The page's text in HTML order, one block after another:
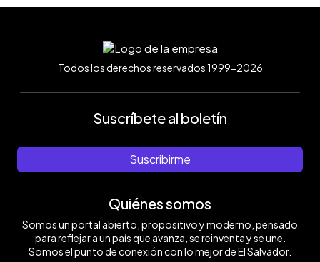
Todos los derechos reservados 1999-2026
Suscríbete al boletín
Suscribirme
Quiénes somos
Somos un portal abierto, propositivo y moderno, pensado
para reflejar a un país que avanza, se reinventa y se une.
Somos el punto de conexión con lo mejor de El Salvador.